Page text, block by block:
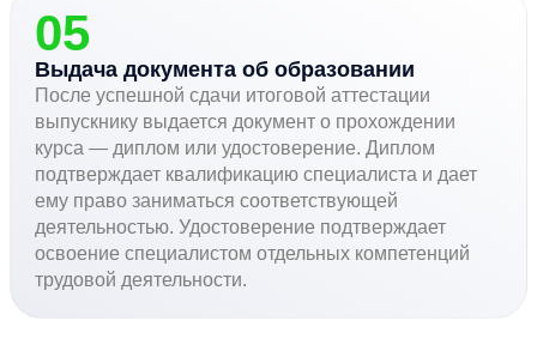
05
Выдача документа об образовании
После успешной сдачи итоговой аттестации
выпускнику выдается документ о прохождении
курса — диплом или удостоверение. Диплом
подтверждает квалификацию специалиста и дает
ему право заниматься соответствующей
деятельностью. Удостоверение подтверждает
освоение специалистом отдельных компетенций
трудовой деятельности.